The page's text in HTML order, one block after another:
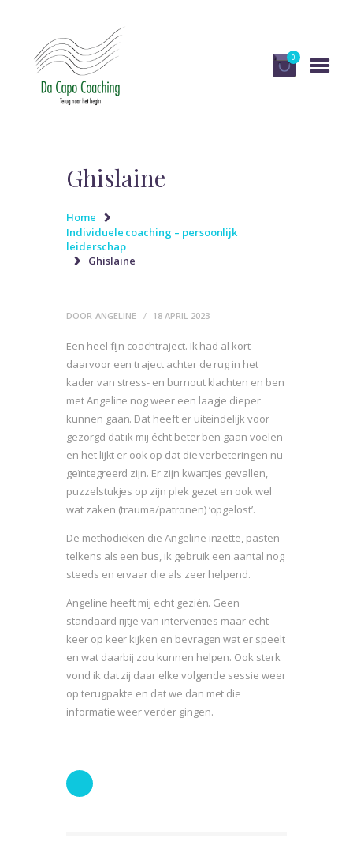
0
Ghislaine
Home
Individuele coaching – persoonlijk
leiderschap
Ghislaine
DIENSTEN
COACHING
PUBLICATIES EN MEDIA
DOOR ANGELINE 18 APRIL 2023
Een heel fijn coachtraject. Ik had al kort
daarvoor een traject achter de rug in het
kader van stress- en burnout klachten en ben
met Angeline nog weer een laagje dieper
kunnen gaan. Dat heeft er uiteindelijk voor
gezorgd dat ik mij écht beter ben gaan voelen
en het lijkt er ook op dat die verbeteringen nu
geïntegreerd zijn. Er zijn kwartjes gevallen,
puzzelstukjes op zijn plek gezet en ook wel
wat zaken (trauma/patronen) ‘opgelost’.
De methodieken die Angeline inzette, pasten
telkens als een bus, ik gebruik een aantal nog
steeds en ervaar die als zeer helpend.
Angeline heeft mij echt gezién. Geen
standaard rijtje van interventies maar echt
keer op keer kijken en bevragen wat er speelt
en wat daarbij zou kunnen helpen. Ook sterk
vond ik dat zij daar elke volgende sessie weer
op terugpakte en dat we dan met die
informatie weer verder gingen.